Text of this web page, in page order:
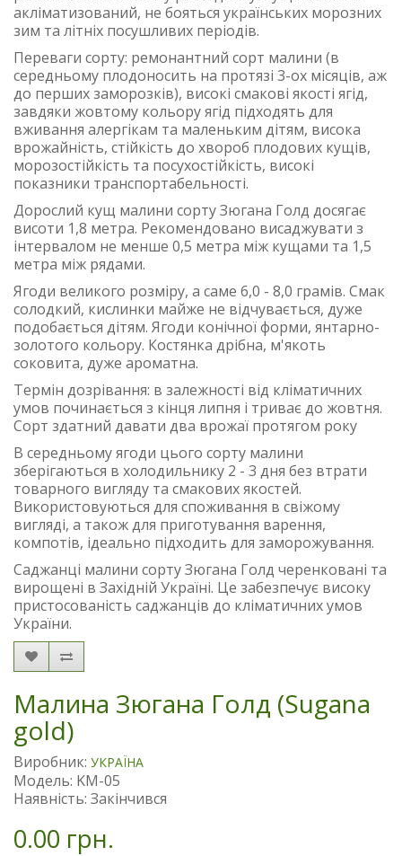
акліматизований, не бояться українських морозних
зим та літніх посушливих періодів.
Переваги сорту: ремонантний сорт малини (в
середньому плодоносить на протязі 3-ох місяців, аж
до перших заморозків), високі смакові якості ягід,
завдяки жовтому кольору ягід підходять для
вживання алергікам та маленьким дітям, висока
врожайність, стійкість до хвороб плодових кущів,
морозостійкість та посухостійкість, високі
показники транспортабельності.
Дорослий кущ малини сорту Зюгана Голд досягає
висоти 1,8 метра. Рекомендовано висаджувати з
інтервалом не менше 0,5 метра між кущами та 1,5
метра між рядами.
Ягоди великого розміру, а саме 6,0 - 8,0 грамів. Смак
солодкий, кислинки майже не відчувається, дуже
подобається дітям. Ягоди конічної форми, янтарно-
золотого кольору. Костянка дрібна, м'якоть
соковита, дуже ароматна.
Термін дозрівання: в залежності від кліматичних
умов починається з кінця липня і триває до жовтня.
Сорт здатний давати два врожаї протягом року
В середньому ягоди цього сорту малини
зберігаються в холодильнику 2 - 3 дня без втрати
товарного вигляду та смакових якостей.
Використовуються для споживання в свіжому
вигляді, а також для приготування варення,
компотів, ідеально підходить для заморожування.
Саджанці малини сорту Зюгана Голд черенковані та
вирощені в Західній Україні. Це забезпечує високу
пристосованість саджанців до кліматичних умов
України.
Малина Зюгана Голд (Sugana
gold)
Виробник: УКРАЇНА
Модель: KM-05
Наявність: Закінчився
0.00 грн.